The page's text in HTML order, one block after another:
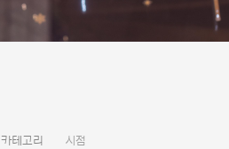
카테고리
시점